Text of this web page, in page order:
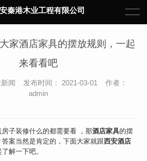
秦港木业工程有限公司
家酒店家具的摆放规则，一起
来看看吧
新闻 发布时间： 2021-03-01 作者：
admin
子装修什么的都需要看 ，那酒店家具的摆
案当然是肯定的，下面大家就跟西安酒店
解一下吧。